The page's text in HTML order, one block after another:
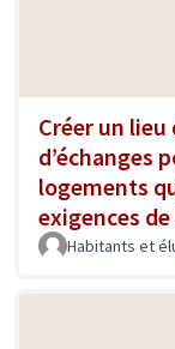
Créer un
d’échanges
logements
exigences
Habitants et